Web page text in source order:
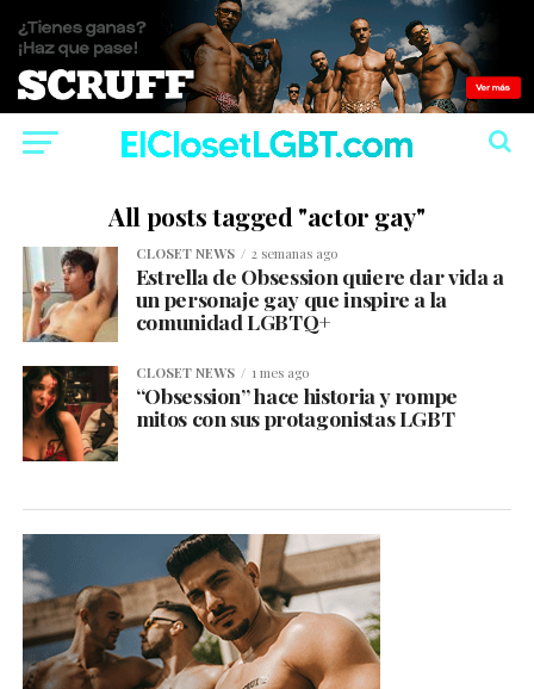
All posts tagged "actor gay"
CLOSET NEWS 2 semanas ago
Estrella de Obsession quiere dar vida a
un personaje gay que inspire a la
comunidad LGBTQ+
CLOSET NEWS 1 mes ago
“Obsession” hace historia y rompe
mitos con sus protagonistas LGBT